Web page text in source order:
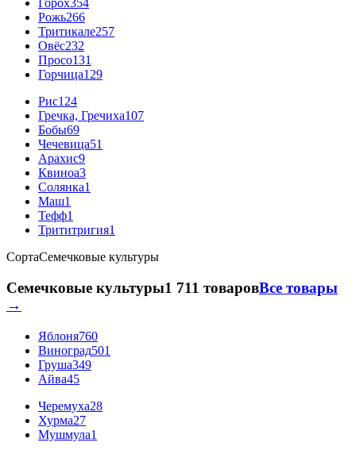
Горох354
Рожь266
Тритикале257
Овёс232
Просо131
Горчица129
Рис124
Гречка, Гречиха107
Бобы69
Чечевица51
Арахис9
Квиноа3
Солянка1
Маш1
Тефф1
Трититригия1
СортаСемечковые культуры
Семечковые культуры1 711 товаровВсе товары
→
Яблоня760
Виноград501
Груша349
Айва45
Черемуха28
Хурма27
Мушмула1